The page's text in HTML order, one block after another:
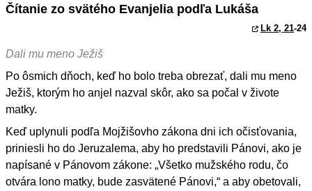
Čítanie zo svätého Evanjelia podľa Lukáša
Lk 2, 21-24
Dali mu meno Ježiš
Po ôsmich dňoch, keď ho bolo treba obrezať, dali mu meno
Ježiš, ktorým ho anjel nazval skôr, ako sa počal v živote
matky.
Keď uplynuli podľa Mojžišovho zákona dni ich očisťovania,
priniesli ho do Jeruzalema, aby ho predstavili Pánovi, ako je
napísané v Pánovom zákone: „Všetko mužského rodu, čo
otvára lono matky, bude zasvätené Pánovi,“ a aby obetovali,